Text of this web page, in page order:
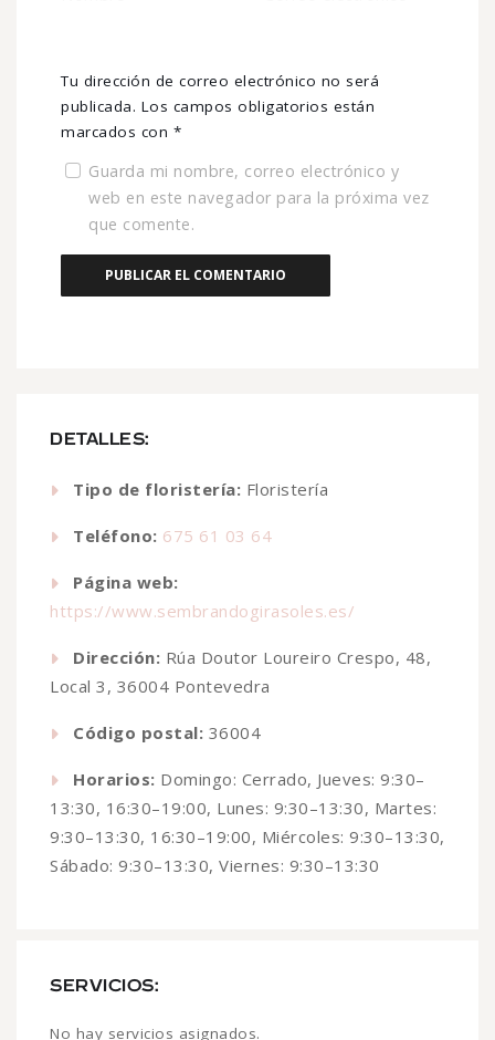
DETALLES:
Tipo de floristería: Floristería
Teléfono: 675 61 03 64
Página web:
https://www.sembrandogirasoles.es/
Dirección: Rúa Doutor Loureiro Crespo, 48,
Local 3, 36004 Pontevedra
Código postal: 36004
Horarios: Domingo: Cerrado, Jueves: 9:30–
13:30, 16:30–19:00, Lunes: 9:30–13:30, Martes:
9:30–13:30, 16:30–19:00, Miércoles: 9:30–13:30,
Sábado: 9:30–13:30, Viernes: 9:30–13:30
SERVICIOS:
No hay servicios asignados.
Tu dirección de correo electrónico no será
publicada. Los campos obligatorios están
marcados con *
Guarda mi nombre, correo electrónico y
web en este navegador para la próxima vez
que comente.